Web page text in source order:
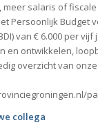
meer salaris of
Persoonlijk Budget
van € 6.000 per
en ontwikkelen,
overzicht van
collega